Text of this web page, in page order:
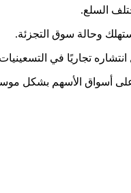
السلع.
وحالة سوق التجزئة.
تجاريًا في
على أسواق الأسهم بشكل